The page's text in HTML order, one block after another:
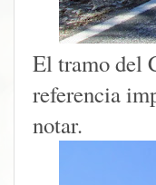
El tramo del
referencia
notar.